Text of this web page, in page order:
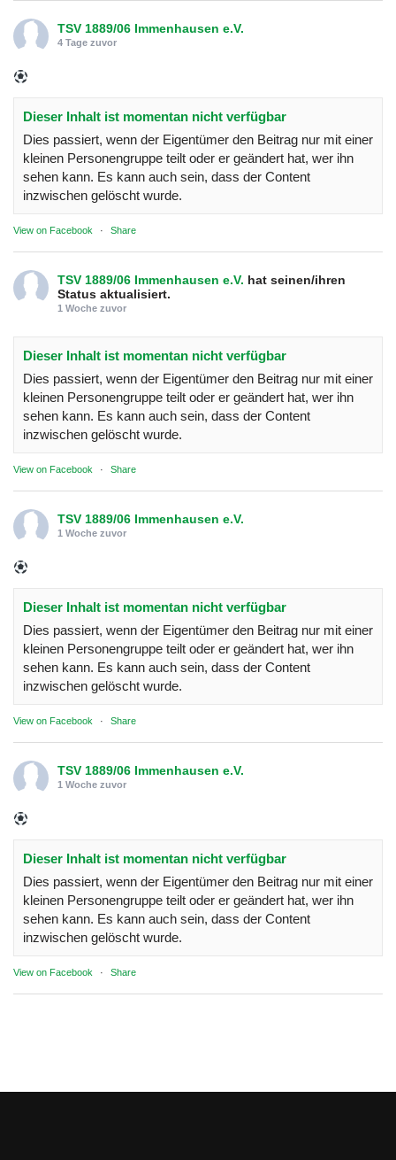
TSV 1889/06 Immenhausen e.V.
4 Tage zuvor
Dieser Inhalt ist momentan nicht verfügbar
Dies passiert, wenn der Eigentümer den Beitrag nur mit einer
kleinen Personengruppe teilt oder er geändert hat, wer ihn
sehen kann. Es kann auch sein, dass der Content
inzwischen gelöscht wurde.
View on Facebook · Share
TSV 1889/06 Immenhausen e.V. hat seinen/ihren
Status aktualisiert.
1 Woche zuvor
Dieser Inhalt ist momentan nicht verfügbar
Dies passiert, wenn der Eigentümer den Beitrag nur mit einer
kleinen Personengruppe teilt oder er geändert hat, wer ihn
sehen kann. Es kann auch sein, dass der Content
inzwischen gelöscht wurde.
View on Facebook · Share
TSV 1889/06 Immenhausen e.V.
1 Woche zuvor
Dieser Inhalt ist momentan nicht verfügbar
Dies passiert, wenn der Eigentümer den Beitrag nur mit einer
kleinen Personengruppe teilt oder er geändert hat, wer ihn
sehen kann. Es kann auch sein, dass der Content
inzwischen gelöscht wurde.
View on Facebook · Share
TSV 1889/06 Immenhausen e.V.
1 Woche zuvor
Dieser Inhalt ist momentan nicht verfügbar
Dies passiert, wenn der Eigentümer den Beitrag nur mit einer
kleinen Personengruppe teilt oder er geändert hat, wer ihn
sehen kann. Es kann auch sein, dass der Content
inzwischen gelöscht wurde.
View on Facebook · Share